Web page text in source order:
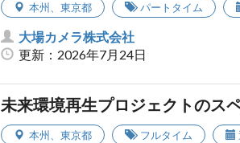
本州、 東京都 パートタイム
大場カメラ株式会社
更新：2026年7月24日
未来環境再生プロジェクトのス
本州、 東京都 フルタイム